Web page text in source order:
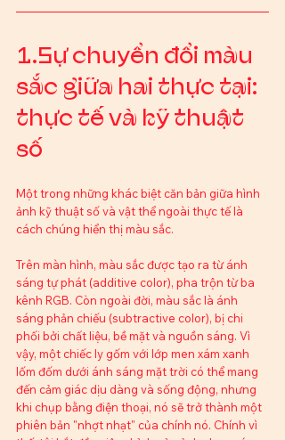
1.Sự chuyển đổi màu
sắc giữa hai thực tại:
thực tế và kỹ thuật
số
Một trong những khác biệt căn bản giữa hình
ảnh kỹ thuật số và vật thể ngoài thực tế là
cách chúng hiển thị màu sắc.
Trên màn hình, màu sắc được tạo ra từ ánh
sáng tự phát (additive color), pha trộn từ ba
kênh RGB. Còn ngoài đời, màu sắc là ánh
sáng phản chiếu (subtractive color), bị chi
phối bởi chất liệu, bề mặt và nguồn sáng. Vì
vậy, một chiếc ly gốm với lớp men xám xanh
lốm đốm dưới ánh sáng mặt trời có thể mang
đến cảm giác dịu dàng và sống động, nhưng
khi chụp bằng điện thoại, nó sẽ trở thành một
phiên bản "nhợt nhạt" của chính nó. Chính vì